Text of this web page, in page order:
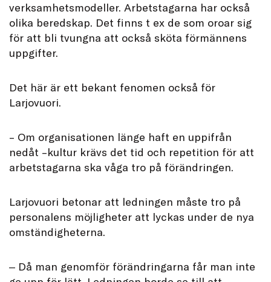
verksamhetsmodeller. Arbetstagarna har också
olika beredskap. Det finns t ex de som oroar sig
för att bli tvungna att också sköta förmännens
uppgifter.
Det här är ett bekant fenomen också för
Larjovuori.
– Om organisationen länge haft en uppifrån
nedåt –kultur krävs det tid och repetition för att
arbetstagarna ska våga tro på förändringen.
Larjovuori betonar att ledningen måste tro på
personalens möjligheter att lyckas under de nya
omständigheterna.
‒ Då man genomför förändringarna får man inte